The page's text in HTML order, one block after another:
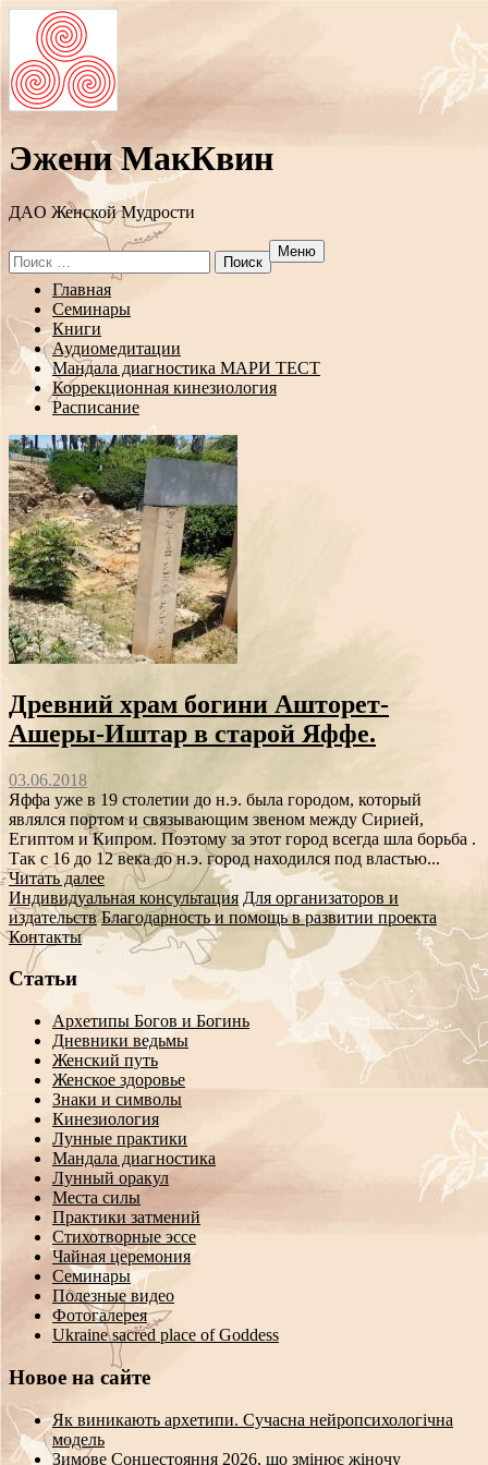
Эжени МакКвин
ДAO Женской Мудрости
Search
for:
Меню
Перейти
содержанию
Главная
Семинары
Книги
Аудиомедитации
Мандала диагностика МАРИ ТЕСТ
Коррекционная кинезиология
Расписание
Древний храм богини Ашторет-
Ашеры-Иштар в старой Яффе.
03.06.2018
Яффа уже в 19 столетии до н.э. была городом, который
являлся портом и связывающим звеном между Сирией,
Египтом и Кипром. Поэтому за этот город всегда шла борьба .
Так с 16 до 12 века до н.э. город находился под властью...
Читать далее
Индивидуальная консультация Для организаторов и
издательств Благодарность и помощь в развитии проекта
Контакты
Статьи
Архетипы Богов и Богинь
Дневники ведьмы
Женский путь
Женское здоровье
Знаки и символы
Кинезиология
Лунные практики
Мандала диагностика
Лунный оракул
Места силы
Практики затмений
Стихотворные эссе
Чайная церемония
Семинары
Полезные видео
Фотогалерея
Ukraine sacred place of Goddess
Новое на сайте
Як виникають архетипи. Сучасна нейропсихологічна
модель
Зимове Сонцестояння 2026, що змінює жіночу